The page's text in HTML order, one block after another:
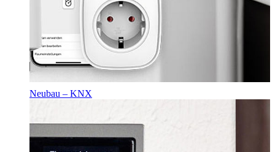
Neubau – KNX